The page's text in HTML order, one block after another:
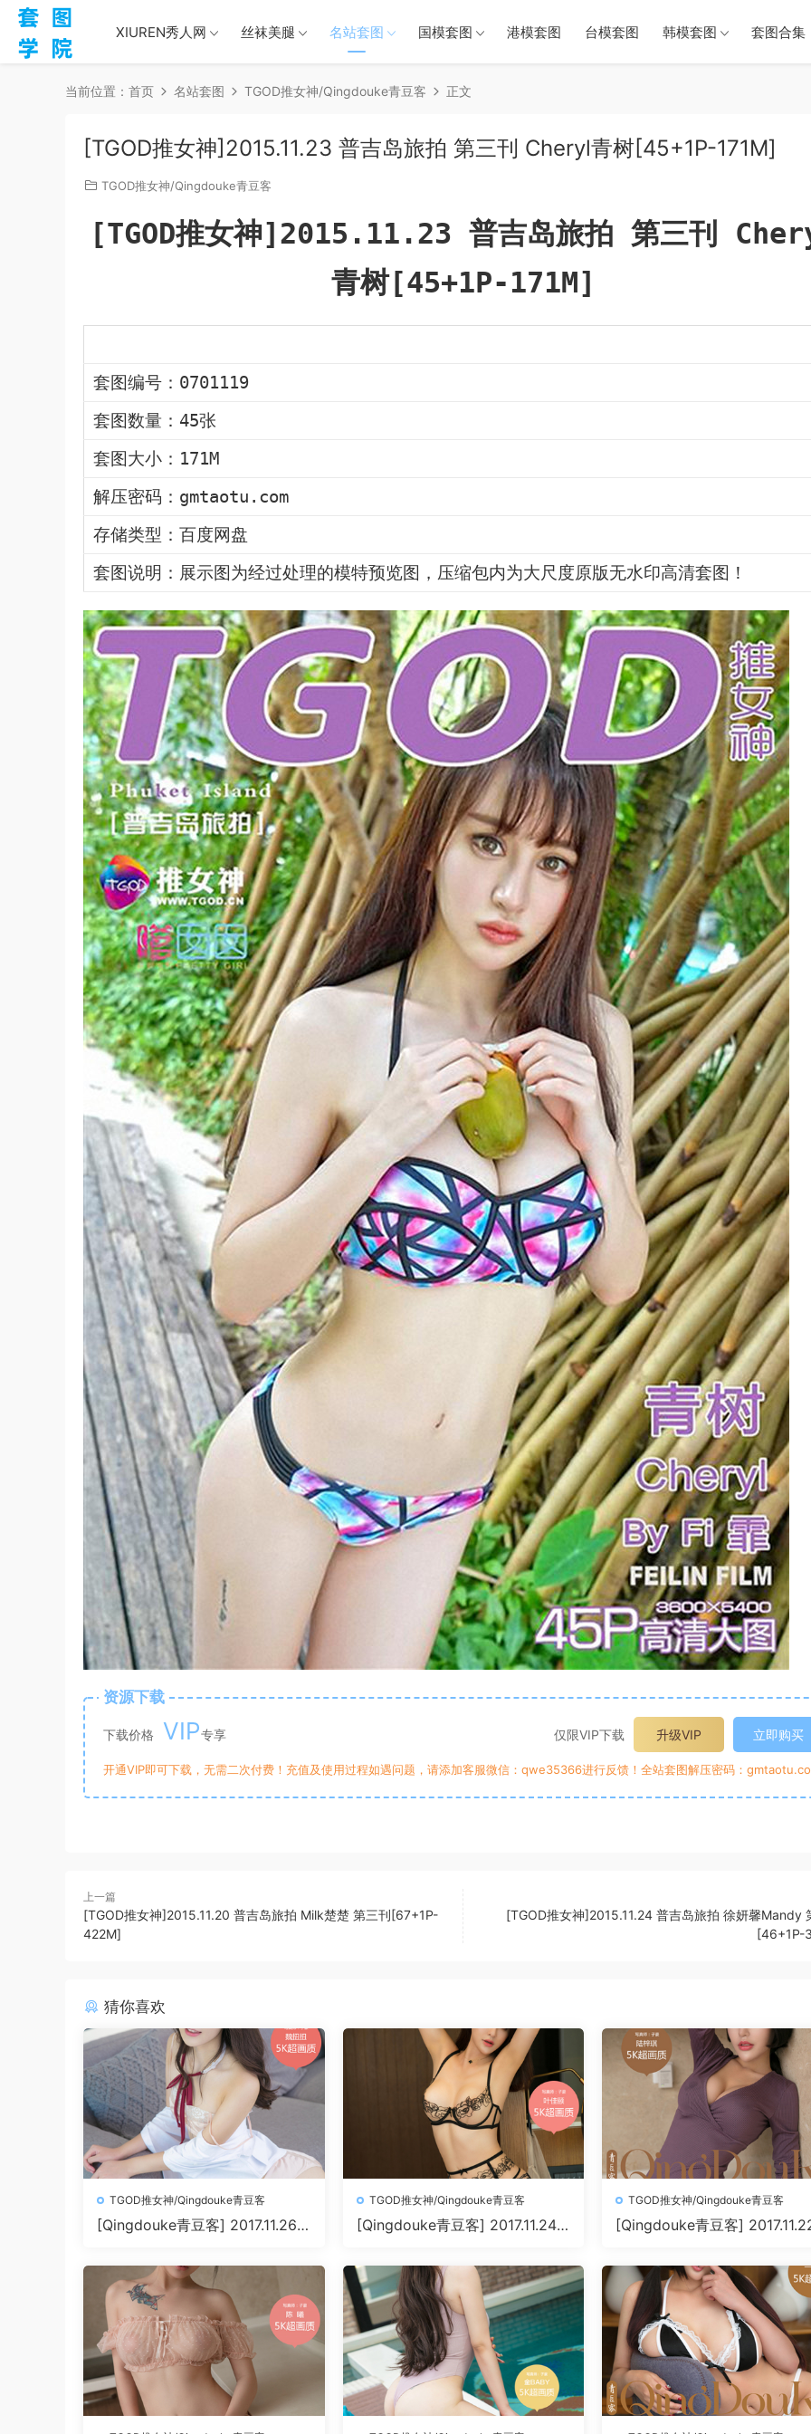
XIUREN秀人网 丝袜美腿 名站套图 国模套图 港模套图 台模套图 韩模套图 套图合集
当前位置： 首页 名站套图 TGOD推女神/Qingdouke青豆客 正文
[TGOD推女神]2015.11.23 普吉岛旅拍 第三刊 Cheryl青树[45+1P-171M]
TGOD推女神/Qingdouke青豆客
[TGOD推女神]2015.11.23 普吉岛旅拍 第三刊
青树[45+1P-171M]
套图编号：0701119
套图数量：45张
套图大小：171M
解压密码：gmtaotu.com
存储类型：百度网盘
套图说明：展示图为经过处理的模特预览图，压缩包内为大尺度原版无水印高清套图！
资源下载
下载价格 VIP专享 仅限VIP下载 升级VIP 立即购买
开通VIP即可下载，无需二次付费！充值及使用过程如遇问题，请添加客服微信：qwe35366进行反馈！全站套图解压密码：
上一篇
[TGOD推女神]2015.11.20 普吉岛旅拍 Milk楚楚 第三刊[67+1P-
422M]
[TGOD推女神]2015.11.24 普吉岛旅拍 徐妍馨Mandy
[46+1P-
猜你喜欢
TGOD推女神/Qingdouke青豆客
[Qingdouke青豆客] 2017.11.26
TGOD推女神/Qingdouke青豆客
[Qingdouke青豆客] 2017.11.24
TGOD推女神/Qingdouke青豆客
[Qingdouke青豆客]